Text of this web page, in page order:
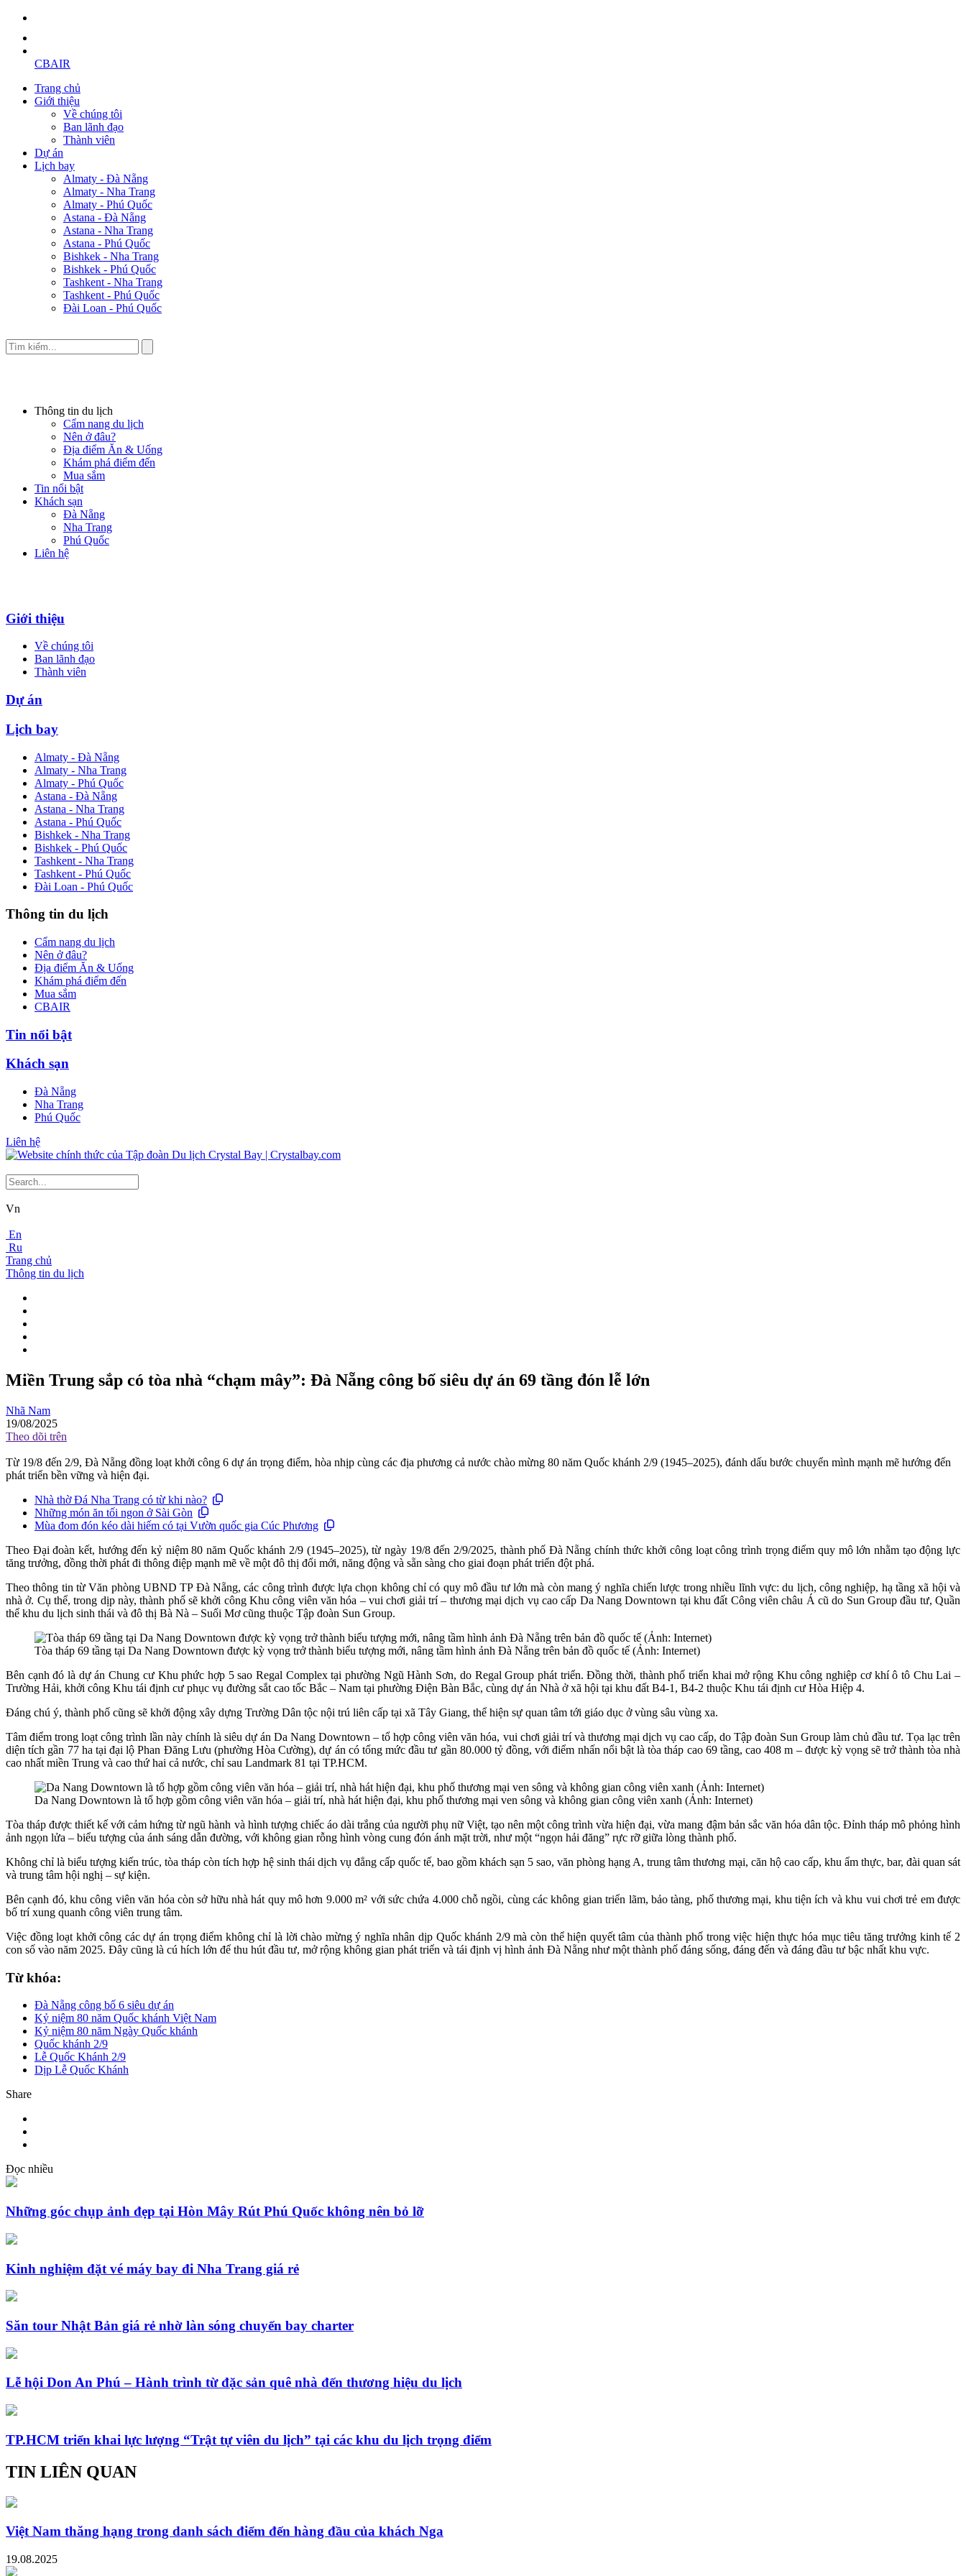
CBAIR
Trang chủ
Giới thiệu
Về chúng tôi
Ban lãnh đạo
Thành viên
Dự án
Lịch bay
Almaty - Đà Nẵng
Almaty - Nha Trang
Almaty - Phú Quốc
Astana - Đà Nẵng
Astana - Nha Trang
Astana - Phú Quốc
Bishkek - Nha Trang
Bishkek - Phú Quốc
Tashkent - Nha Trang
Tashkent - Phú Quốc
Đài Loan - Phú Quốc
Thông tin du lịch
Cẩm nang du lịch
Nên ở đâu?
Địa điểm Ăn & Uống
Khám phá điểm đến
Mua sắm
Tin nổi bật
Khách sạn
Đà Nẵng
Nha Trang
Phú Quốc
Liên hệ
Giới thiệu
Về chúng tôi
Ban lãnh đạo
Thành viên
Dự án
Lịch bay
Almaty - Đà Nẵng
Almaty - Nha Trang
Almaty - Phú Quốc
Astana - Đà Nẵng
Astana - Nha Trang
Astana - Phú Quốc
Bishkek - Nha Trang
Bishkek - Phú Quốc
Tashkent - Nha Trang
Tashkent - Phú Quốc
Đài Loan - Phú Quốc
Thông tin du lịch
Cẩm nang du lịch
Nên ở đâu?
Địa điểm Ăn & Uống
Khám phá điểm đến
Mua sắm
CBAIR
Tin nổi bật
Khách sạn
Đà Nẵng
Nha Trang
Phú Quốc
Liên hệ
Vn
En
Ru
Trang chủ
Thông tin du lịch
Miền Trung sắp có tòa nhà “chạm mây”: Đà Nẵng công bố siêu dự án 69 tầng đón lễ lớn
Nhã Nam
19/08/2025
Theo dõi trên
Từ 19/8 đến 2/9, Đà Nẵng đồng loạt khởi công 6 dự án trọng điểm, hòa nhịp cùng các địa phương cả nước chào mừng 80 năm Quốc khánh 2/9 (1945–2025), đánh dấu bước chuyển mình mạnh mẽ hướng đến
phát triển bền vững và hiện đại.
Nhà thờ Đá Nha Trang có từ khi nào?
Những món ăn tối ngon ở Sài Gòn
Mùa đom đón kéo dài hiếm có tại Vườn quốc gia Cúc Phương
Theo Đại đoàn kết, hướng đến kỷ niệm 80 năm Quốc khánh 2/9 (1945–2025), từ ngày 19/8 đến 2/9/2025, thành phố Đà Nẵng chính thức khởi công loạt công trình trọng điểm quy mô lớn nhằm tạo động lực
tăng trưởng, đồng thời phát đi thông điệp mạnh mẽ về một đô thị đổi mới, năng động và sẵn sàng cho giai đoạn phát triển đột phá.
Theo thông tin từ Văn phòng UBND TP Đà Nẵng, các công trình được lựa chọn không chỉ có quy mô đầu tư lớn mà còn mang ý nghĩa chiến lược trong nhiều lĩnh vực: du lịch, công nghiệp, hạ tầng xã hội và
nhà ở. Cụ thể, trong dịp này, thành phố sẽ khởi công Khu công viên văn hóa – vui chơi giải trí – thương mại dịch vụ cao cấp Da Nang Downtown tại khu đất Công viên châu Á cũ do Sun Group đầu tư, Quần
thể khu du lịch sinh thái và đô thị Bà Nà – Suối Mơ cũng thuộc Tập đoàn Sun Group.
Tòa tháp 69 tầng tại Da Nang Downtown được kỳ vọng trở thành biểu tượng mới, nâng tầm hình ảnh Đà Nẵng trên bản đồ quốc tế (Ảnh: Internet)
Bên cạnh đó là dự án Chung cư Khu phức hợp 5 sao Regal Complex tại phường Ngũ Hành Sơn, do Regal Group phát triển. Đồng thời, thành phố triển khai mở rộng Khu công nghiệp cơ khí ô tô Chu Lai –
Trường Hải, khởi công Khu tái định cư phục vụ đường sắt cao tốc Bắc – Nam tại phường Điện Bàn Bắc, cùng dự án Nhà ở xã hội tại khu đất B4-1, B4-2 thuộc Khu tái định cư Hòa Hiệp 4.
Đáng chú ý, thành phố cũng sẽ khởi động xây dựng Trường Dân tộc nội trú liên cấp tại xã Tây Giang, thể hiện sự quan tâm tới giáo dục ở vùng sâu vùng xa.
Tâm điểm trong loạt công trình lần này chính là siêu dự án Da Nang Downtown – tổ hợp công viên văn hóa, vui chơi giải trí và thương mại dịch vụ cao cấp, do Tập đoàn Sun Group làm chủ đầu tư. Tọa lạc trên
diện tích gần 77 ha tại đại lộ Phan Đăng Lưu (phường Hòa Cường), dự án có tổng mức đầu tư gần 80.000 tỷ đồng, với điểm nhấn nổi bật là tòa tháp cao 69 tầng, cao 408 m – được kỳ vọng sẽ trở thành tòa nhà
cao nhất miền Trung và cao thứ hai cả nước, chỉ sau Landmark 81 tại TP.HCM.
Da Nang Downtown là tổ hợp gồm công viên văn hóa – giải trí, nhà hát hiện đại, khu phố thương mại ven sông và không gian công viên xanh (Ảnh: Internet)
Tòa tháp được thiết kế với cảm hứng từ ngũ hành và hình tượng chiếc áo dài trắng của người phụ nữ Việt, tạo nên một công trình vừa hiện đại, vừa mang đậm bản sắc văn hóa dân tộc. Đỉnh tháp mô phỏng hình
ảnh ngọn lửa – biểu tượng của ánh sáng dẫn đường, với không gian rỗng hình vòng cung đón ánh mặt trời, như một “ngọn hải đăng” rực rỡ giữa lòng thành phố.
Không chỉ là biểu tượng kiến trúc, tòa tháp còn tích hợp hệ sinh thái dịch vụ đẳng cấp quốc tế, bao gồm khách sạn 5 sao, văn phòng hạng A, trung tâm thương mại, căn hộ cao cấp, khu ẩm thực, bar, đài quan sát
và trung tâm hội nghị – sự kiện.
Bên cạnh đó, khu công viên văn hóa còn sở hữu nhà hát quy mô hơn 9.000 m² với sức chứa 4.000 chỗ ngồi, cùng các không gian triển lãm, bảo tàng, phố thương mại, khu tiện ích và khu vui chơi trẻ em được
bố trí xung quanh công viên trung tâm.
Việc đồng loạt khởi công các dự án trọng điểm không chỉ là lời chào mừng ý nghĩa nhân dịp Quốc khánh 2/9 mà còn thể hiện quyết tâm của thành phố trong việc hiện thực hóa mục tiêu tăng trưởng kinh tế 2
con số vào năm 2025. Đây cũng là cú hích lớn để thu hút đầu tư, mở rộng không gian phát triển và tái định vị hình ảnh Đà Nẵng như một thành phố đáng sống, đáng đến và đáng đầu tư bậc nhất khu vực.
Từ khóa:
Đà Nẵng công bố 6 siêu dự án
Kỷ niệm 80 năm Quốc khánh Việt Nam
Kỷ niệm 80 năm Ngày Quốc khánh
Quốc khánh 2/9
Lễ Quốc Khánh 2/9
Dịp Lễ Quốc Khánh
Share
Đọc nhiều
Những góc chụp ảnh đẹp tại Hòn Mây Rút Phú Quốc không nên bỏ lỡ
Kinh nghiệm đặt vé máy bay đi Nha Trang giá rẻ
Săn tour Nhật Bản giá rẻ nhờ làn sóng chuyến bay charter
Lễ hội Don An Phú – Hành trình từ đặc sản quê nhà đến thương hiệu du lịch
TP.HCM triển khai lực lượng “Trật tự viên du lịch” tại các khu du lịch trọng điểm
TIN LIÊN QUAN
Việt Nam thăng hạng trong danh sách điểm đến hàng đầu của khách Nga
19.08.2025